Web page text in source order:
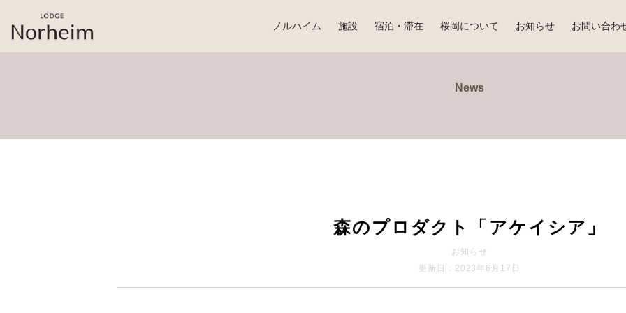
ノルハイム 施設 宿泊・滞在 桜岡について お知らせ お問い合わ
News
森のプロダクト「アケイシア」
お知らせ
更新日：2023年6月17日